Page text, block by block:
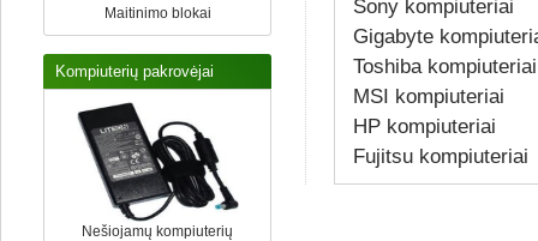
Maitinimo blokai
Kompiuterių pakrovėjai
Nešiojamų kompiuterių
Sony kompiuteriai
Gigabyte
Toshiba kompiuteriai
MSI kompiuteriai
HP kompiuteriai
Fujitsu kompiuteriai